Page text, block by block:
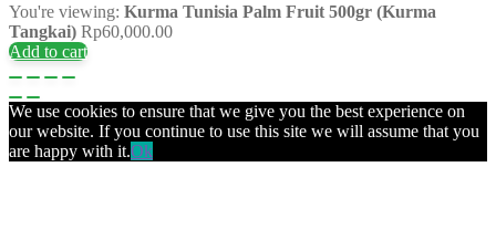
You're viewing: Kurma Tunisia Palm Fruit 500gr (Kurma
Tangkai) Rp60,000.00
Add to cart
We use cookies to ensure that we give you the best experience on
our website. If you continue to use this site we will assume that you
are happy with it.Ok